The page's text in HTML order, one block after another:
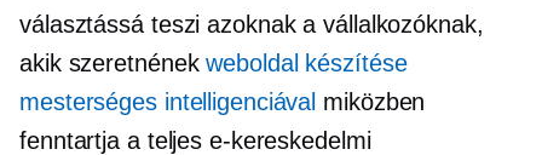
választássá teszi azoknak a vállalkozóknak,
akik szeretnénekweboldal készítése
mesterséges intelligenciával miközben
fenntartja a teljes e-kereskedelmi